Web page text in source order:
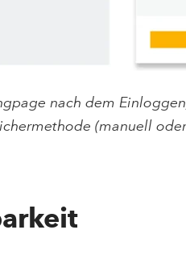
nach dem
(manuell